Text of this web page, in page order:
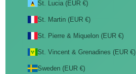
St. Lucia (EUR €)
St. Martin (EUR €)
St. Pierre & Miquelon (EUR €)
St. Vincent & Grenadines (EUR €)
Sweden (EUR €)